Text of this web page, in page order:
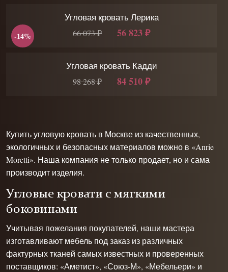
Угловая кровать Лерика
66 073 ₽ 56 823 ₽
-14%
Угловая кровать Кадди
98 268 ₽ 84 510 ₽
Купить угловую кровать в Москве из качественных,
экологичных и безопасных материалов можно в «Anrie
Moretti». Наша компания не только продает, но и сама
производит изделия.
Угловые кровати с мягкими
боковинами
Учитывая пожелания покупателей, наши мастера
изготавливают мебель под заказ из различных
фактурных тканей самых известных и проверенных
поставщиков: «Аметист», «Союз-М», «Мебельери» и